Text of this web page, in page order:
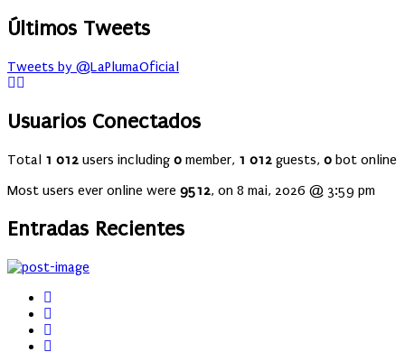
Últimos Tweets
Tweets by @LaPlumaOficial
Usuarios Conectados
Total 1 012 users including 0 member, 1 012 guests, 0 bot online
Most users ever online were 9512, on 8 mai, 2026 @ 3:59 pm
Entradas Recientes